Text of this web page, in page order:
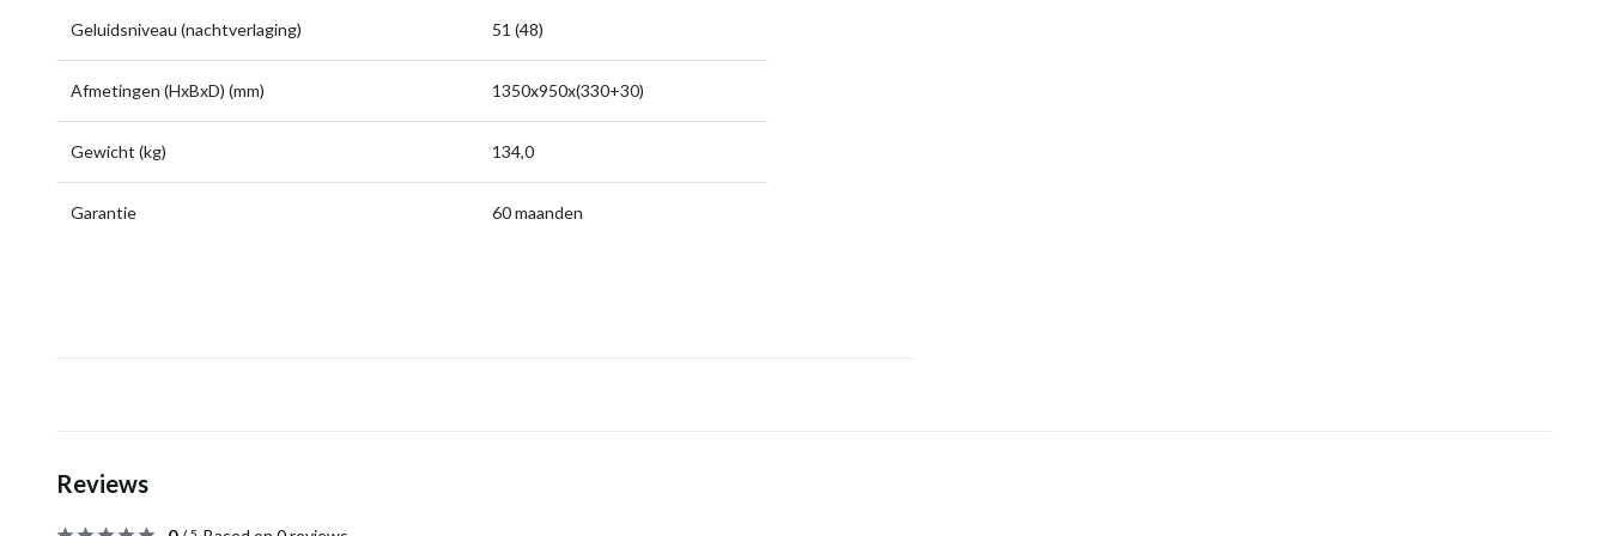
Geluidsniveau (nachtverlaging) 51 (48)
Afmetingen (HxBxD) (mm) 1350x950x(330+30)
Gewicht (kg) 134,0
Garantie 60 maanden
Reviews